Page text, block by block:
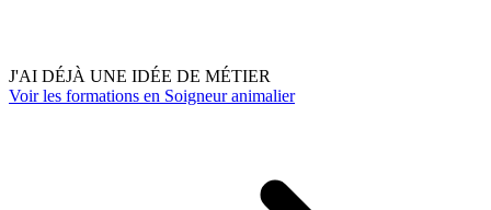
J'AI DÉJÀ UNE IDÉE DE MÉTIER
Voir les formations en Soigneur animalier